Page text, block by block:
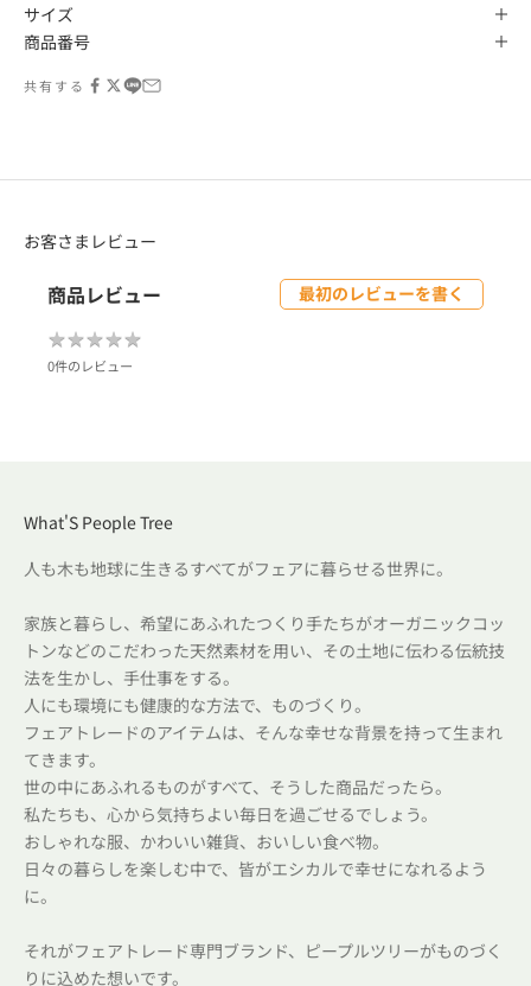
サイズ
商品番号
共有する
お客さまレビュー
商品レビュー 最初のレビューを書く
★★★★★
★★★★★
0件のレビュー
What'S People Tree
人も木も地球に生きるすべてがフェアに暮らせる世界に。
家族と暮らし、希望にあふれたつくり手たちがオーガニックコッ
トンなどのこだわった天然素材を用い、その土地に伝わる伝統技
法を生かし、手仕事をする。
人にも環境にも健康的な方法で、ものづくり。
フェアトレードのアイテムは、そんな幸せな背景を持って生まれ
てきます。
世の中にあふれるものがすべて、そうした商品だったら。
私たちも、心から気持ちよい毎日を過ごせるでしょう。
おしゃれな服、かわいい雑貨、おいしい食べ物。
日々の暮らしを楽しむ中で、皆がエシカルで幸せになれるよう
に。
それがフェアトレード専門ブランド、ピープルツリーがものづく
りに込めた想いです。